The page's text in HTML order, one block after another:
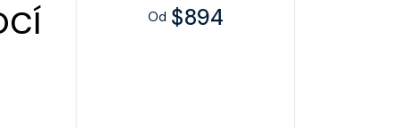
Od $894